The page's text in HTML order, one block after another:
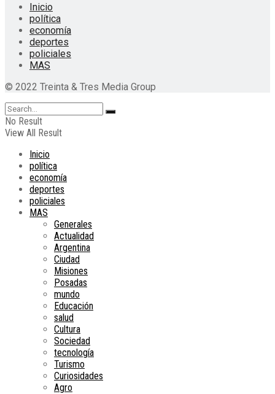
Inicio
política
economía
deportes
policiales
MAS
© 2022 Treinta & Tres Media Group
No Result
View All Result
Inicio
política
economía
deportes
policiales
MAS
Generales
Actualidad
Argentina
Ciudad
Misiones
Posadas
mundo
Educación
salud
Cultura
Sociedad
tecnología
Turismo
Curiosidades
Agro